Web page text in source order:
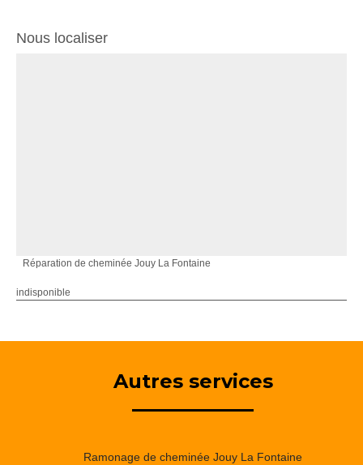
Nous localiser
Réparation de cheminée Jouy La Fontaine
indisponible
Autres services
Ramonage de cheminée Jouy La Fontaine